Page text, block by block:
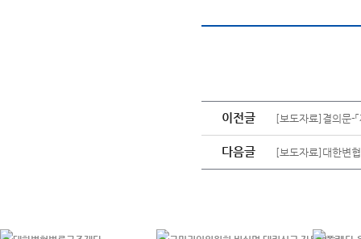
이전글 [보도자료]결의문-
다음글 [보도자료]대한변